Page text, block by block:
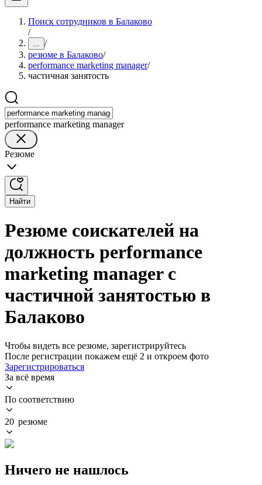
Поиск сотрудников в Балаково
/
... /
резюме в Балаково/
performance marketing manager/
частичная занятость
performance marketing manager
Резюме
Найти
Резюме соискателей на
должность performance
marketing manager с
частичной занятостью в
Балаково
Чтобы видеть все резюме, зарегистрируйтесь
После регистрации покажем ещё 2 и откроем фото
Зарегистрироваться
За всё время
По соответствию
20 резюме
Ничего не нашлось